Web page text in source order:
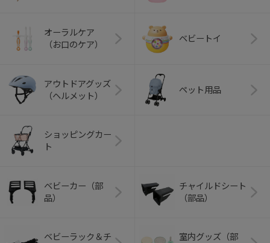
オーラルケア
（お口のケア）
ベビートイ
アウトドアグッズ
（ヘルメット）
ペット用品
ショッピングカー
ト
ベビーカー（部
品）
チャイルドシート
（部品）
ベビーラック＆チ
室内グッズ（部